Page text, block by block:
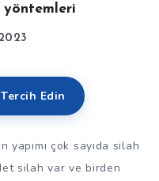
yöntemleri
Edin
çok sayıda silah
silah var ve birden